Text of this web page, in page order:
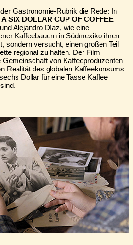
Gastronomie-Rubrik die Rede: In
A SIX DOLLAR CUP OF COFFEE
Alejandro Díaz, wie eine
Kaffeebauern in Südmexiko ihren
sondern versucht, einen großen Teil
regional zu halten. Der Film
Gemeinschaft von Kaffeeproduzenten
Realität des globalen Kaffeekonsums
Dollar für eine Tasse Kaffee